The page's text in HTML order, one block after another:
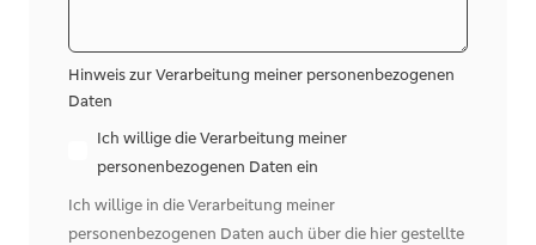
Hinweis zur Verarbeitung meiner personenbezogenen
Daten
Ich willige die Verarbeitung meiner
personenbezogenen Daten ein
Ich willige in die Verarbeitung meiner
personenbezogenen Daten auch über die hier gestellte